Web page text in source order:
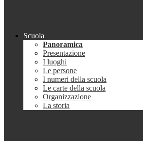
Scuola
Panoramica
Presentazione
I luoghi
Le persone
I numeri della scuola
Le carte della scuola
Organizzazione
La storia